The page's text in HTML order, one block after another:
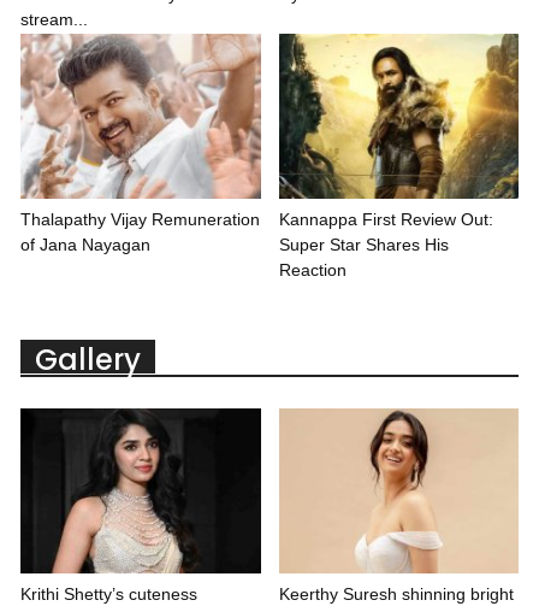
stream...
Thalapathy Vijay Remuneration
of Jana Nayagan
Kannappa First Review Out:
Super Star Shares His
Reaction
Gallery
Krithi Shetty’s cuteness
Keerthy Suresh shinning bright